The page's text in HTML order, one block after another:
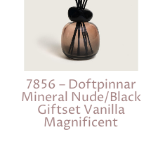
7856 – Doftpinnar
Mineral Nude/Black
Giftset Vanilla
Magnificent